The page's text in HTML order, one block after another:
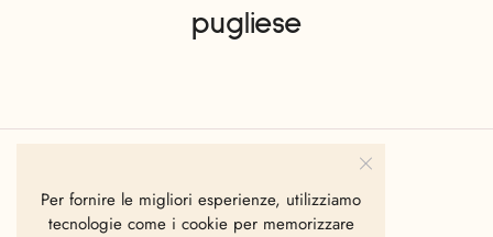
pugliese
FASHION
Per fornire le migliori esperienze, utilizziamo
tecnologie come i cookie per memorizzare